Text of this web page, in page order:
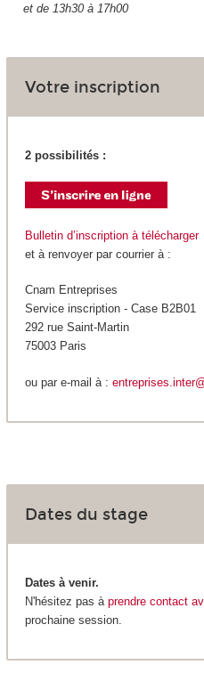
et de 13h30 à 17h00
Votre inscription
2 possibilités :
Bulletin d’inscription à télécharger
et à renvoyer par courrier à :
Cnam Entreprises
Service inscription - Case B2B01
292 rue Saint-Martin
75003 Paris
ou par e-mail à :
Dates du stage
Dates à venir.
N'hésitez pas à prendre contact
prochaine session.